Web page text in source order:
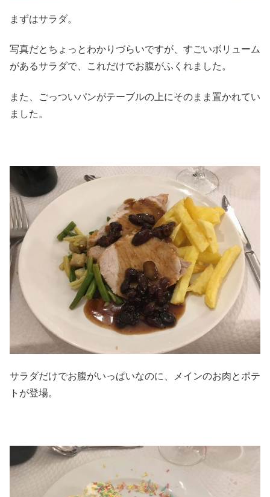
まずはサラダ。
写真だとちょっとわかりづらいですが、すごいボリューム
があるサラダで、これだけでお腹がふくれました。
また、ごっついパンがテーブルの上にそのまま置かれてい
ました。
サラダだけでお腹がいっぱいなのに、メインのお肉とポテ
トが登場。